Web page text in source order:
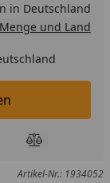
in Deutschland
und Land
legen
Produkt
Artikel-Nr.: 1934052